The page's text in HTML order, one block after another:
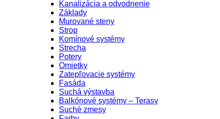
Kanalizácia a odvodnenie
Základy
Murované steny
Strop
Komínové systémy
Strecha
Potery
Omietky
Zatepľovacie systémy
Fasáda
Suchá výstavba
Balkónové systémy – Terasy
Suché zmesy